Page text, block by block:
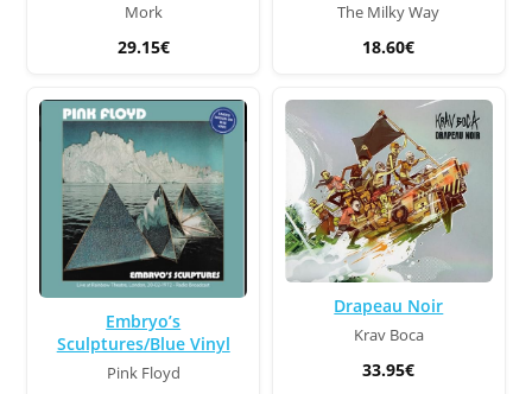
Mork
29.15€
The Milky Way
18.60€
Embryo’s
Sculptures/Blue Vinyl
Pink Floyd
Drapeau Noir
Krav Boca
33.95€